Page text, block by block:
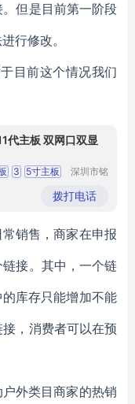
但是目前第一阶段
行修改。
目前这个情况我们
代主板 双网口双显
3
5寸主板
深圳市铭
限公司
拨打电话
销售，商家在申报
接。其中，一个链
库存只能增加不能
，消费者可以在预
外类目商家的热销